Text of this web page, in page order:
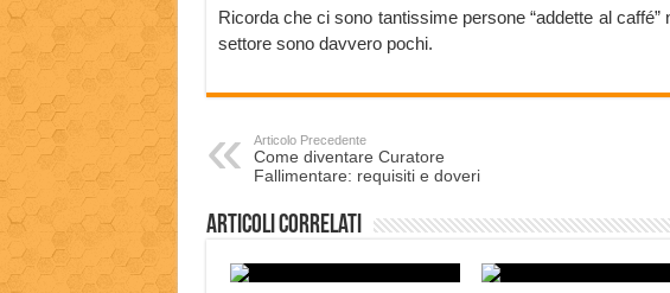
Ricorda che ci sono tantissime persone “addette al
settore sono davvero pochi.
Articolo Precedente
Come diventare Curatore
Fallimentare: requisiti e doveri
Articoli correlati